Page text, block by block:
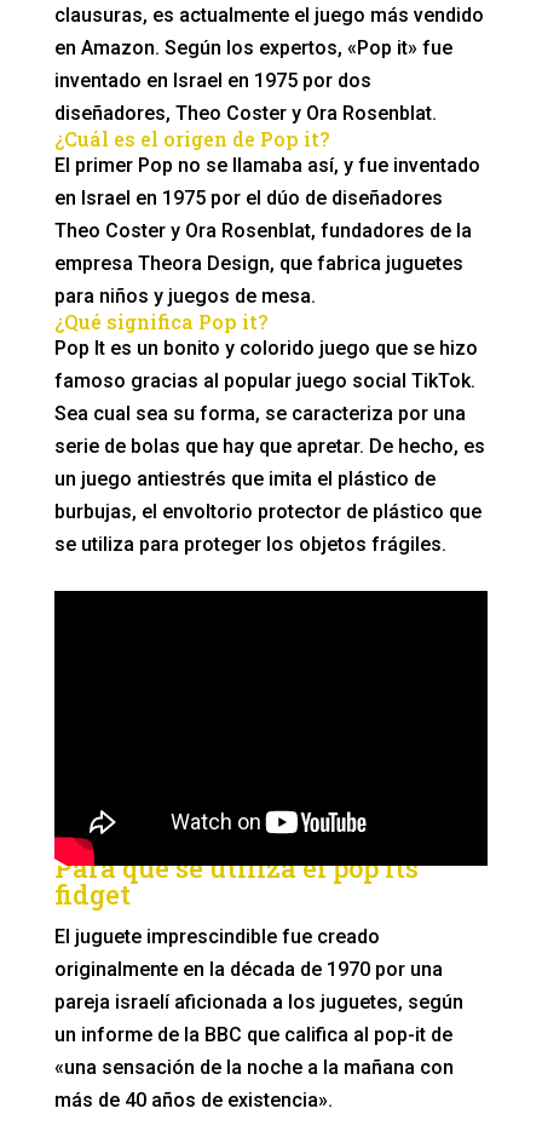
clausuras, es actualmente el juego más vendido
en Amazon. Según los expertos, «Pop it» fue
inventado en Israel en 1975 por dos
diseñadores, Theo Coster y Ora Rosenblat.
¿Cuál es el origen de Pop it?
El primer Pop no se llamaba así, y fue inventado
en Israel en 1975 por el dúo de diseñadores
Theo Coster y Ora Rosenblat, fundadores de la
empresa Theora Design, que fabrica juguetes
para niños y juegos de mesa.
¿Qué significa Pop it?
Pop It es un bonito y colorido juego que se hizo
famoso gracias al popular juego social TikTok.
Sea cual sea su forma, se caracteriza por una
serie de bolas que hay que apretar. De hecho, es
un juego antiestrés que imita el plástico de
burbujas, el envoltorio protector de plástico que
se utiliza para proteger los objetos frágiles.
Para qué se utiliza el pop its
fidget
El juguete imprescindible fue creado
originalmente en la década de 1970 por una
pareja israelí aficionada a los juguetes, según
un informe de la BBC que califica al pop-it de
«una sensación de la noche a la mañana con
más de 40 años de existencia».